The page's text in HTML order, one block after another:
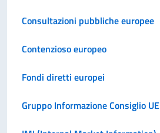
Consultazioni pubbliche europee
Contenzioso europeo
Fondi diretti europei
Gruppo Informazione Consiglio UE